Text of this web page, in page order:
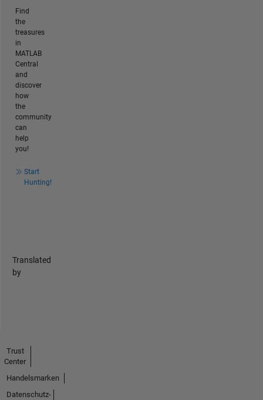
Find
the
treasures
in
MATLAB
Central
and
discover
how
the
community
can
help
you!
Start
Hunting!
Translated
by
Trust
Center
Handelsmarken
Datenschutz-